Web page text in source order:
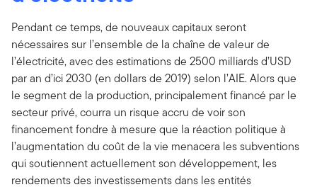
Pendant ce temps, de nouveaux capitaux seront
nécessaires sur l’ensemble de la chaîne de valeur de
l’électricité, avec des estimations de 2500 milliards d’USD
par an d’ici 2030 (en dollars de 2019) selon l’AIE. Alors que
le segment de la production, principalement financé par le
secteur privé, courra un risque accru de voir son
financement fondre à mesure que la réaction politique à
l’augmentation du coût de la vie menacera les subventions
qui soutiennent actuellement son développement, les
rendements des investissements dans les entités